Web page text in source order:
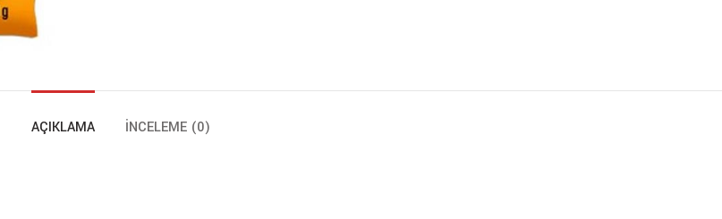
AÇIKLAMA İNCELEME (0)